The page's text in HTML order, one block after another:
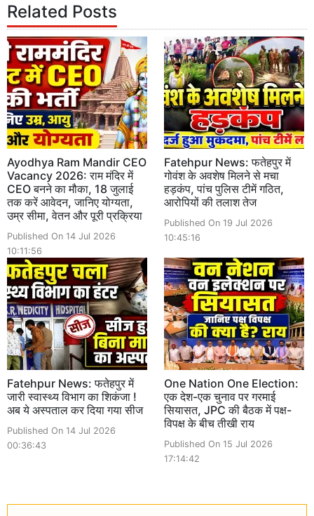
Related Posts
Ayodhya Ram Mandir CEO
Vacancy 2026: राम मंदिर में
CEO बनने का मौका, 18 जुलाई
तक करें आवेदन, जानिए योग्यता,
उम्र सीमा, वेतन और पूरी प्रक्रिया
Published On 14 Jul 2026
10:11:56
Fatehpur News: फतेहपुर में
गोवंश के अवशेष मिलने से मचा
हड़कंप, पांच पुलिस टीमें गठित,
आरोपियों की तलाश तेज
Published On 19 Jul 2026
10:45:16
Fatehpur News: फतेहपुर में
जारी स्वास्थ्य विभाग का शिकंजा !
अब ये अस्पताल कर दिया गया सीज
Published On 14 Jul 2026
00:36:43
One Nation One Election:
एक देश-एक चुनाव पर गरमाई
सियासत, JPC की बैठक में पक्ष-
विपक्ष के बीच तीखी राय
Published On 15 Jul 2026
17:14:42